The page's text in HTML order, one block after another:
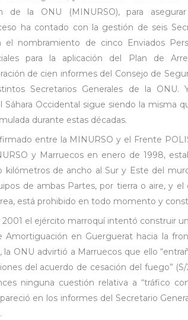
de la ONU (MINURSO), para
ha contado con la gestión de seis
nombramiento de cinco Enviados
para la aplicación del Plan de
de cien informes del Consejo de
Secretarios Generales de la ONU.
Occidental sigue siendo la misma
durante estas décadas.
entre la MINURSO y el Frente
y Marruecos en enero de 1998,
kilómetros de ancho al Sur y Este del
de ambas Partes, por tierra o aire, y el
está prohibido en todo momento y
el ejército marroquí intentó construir
Amortiguación en Guerguerat hacia la
ONU advirtió a Marruecos que ello
del acuerdo de cesación del fuego” (S/
ninguna cuestión relativa a “tráfico
en los informes del Secretario